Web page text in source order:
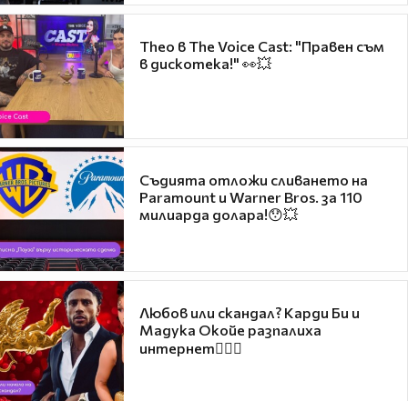
Theo в The Voice Cast: "Правен съм
в дискотека!" 👀💥
Съдията отложи сливането на
Paramount и Warner Bros. за 110
милиарда долара!😯💥
Любов или скандал? Карди Би и
Мадука Окойе разпалиха
интернет❤️‍🔥🔥